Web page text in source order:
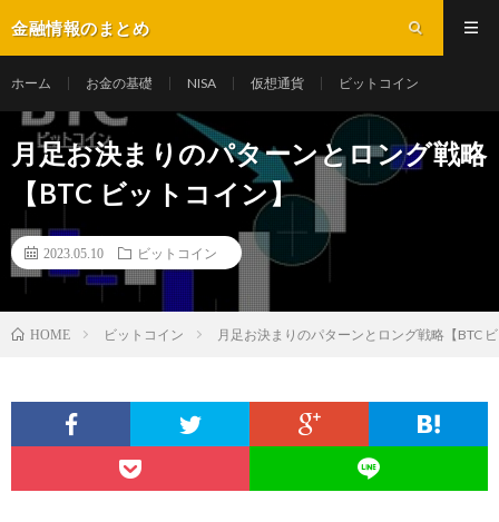
金融情報のまとめ
ホーム お金の基礎 NISA 仮想通貨 ビットコイン
月足お決まりのパターンとロング戦略
【BTC ビットコイン】
2023.05.10 ビットコイン
HOME ビットコイン 月足お決まりのパターンとロング戦略【BTC